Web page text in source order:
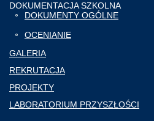
DOKUMENTACJA SZKOLNA
DOKUMENTY OGÓLNE
OCENIANIE
GALERIA
REKRUTACJA
PROJEKTY
LABORATORIUM PRZYSZŁOŚCI